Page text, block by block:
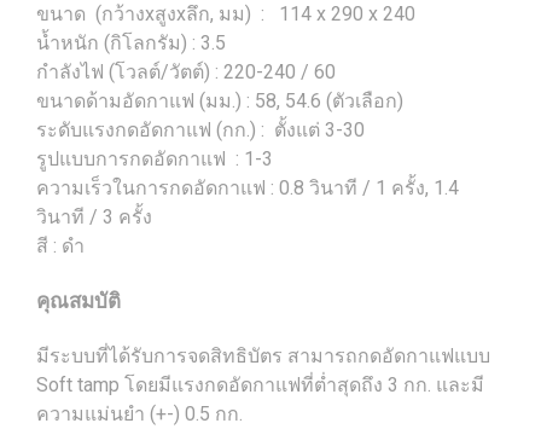
ขนาด (กว้างxสูงxลึก, มม) : 114 x 290 x 240
น้ำหนัก (กิโลกรัม) : 3.5
กำลังไฟ (โวลต์/วัตต์) : 220-240 / 60
ขนาดด้ามอัดกาแฟ (มม.) : 58, 54.6 (ตัวเลือก)
ระดับแรงกดอัดกาแฟ (กก.) : ตั้งแต่ 3-30
รูปแบบการกดอัดกาแฟ : 1-3
ความเร็วในการกดอัดกาแฟ : 0.8 วินาที / 1 ครั้ง, 1.4
วินาที / 3 ครั้ง
สี : ดำ
คุณสมบัติ
มีระบบที่ได้รับการจดสิทธิบัตร สามารถกดอัดกาแฟแบบ
Soft tamp โดยมีแรงกดอัดกาแฟที่ต่ำสุดถึง 3 กก. และมี
ความแม่นยำ (+-) 0.5 กก.